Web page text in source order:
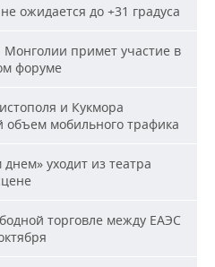
ожидается до +31 градуса
примет участие в
форуме
и Кукмора
мобильного трафика
уходит из театра
торговле между ЕАЭС